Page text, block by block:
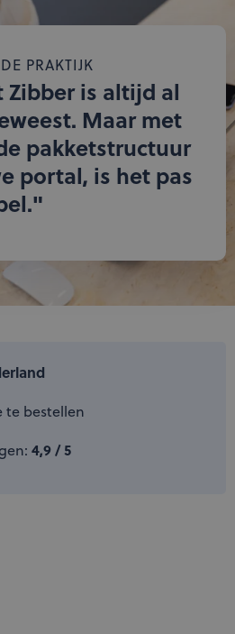
PRAKTIJK
Zibber is altijd al
Maar met
pakketstructuur
portal, is het pas
te bestellen
4,9 / 5